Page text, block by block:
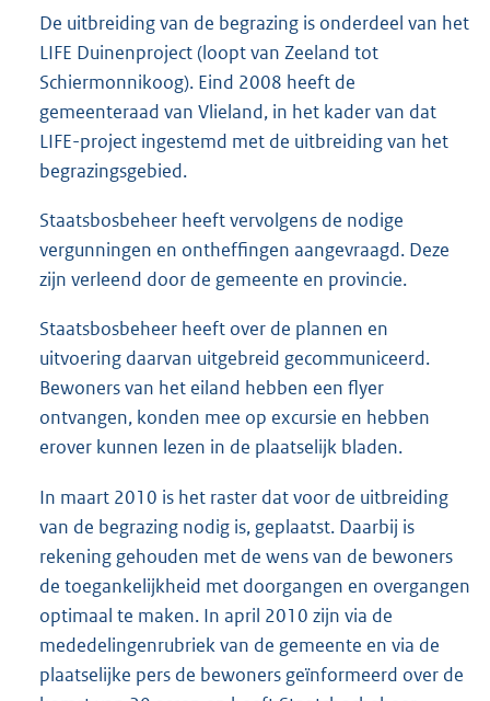
De uitbreiding van de begrazing is onderdeel van het
LIFE Duinenproject (loopt van Zeeland tot
Schiermonnikoog). Eind 2008 heeft de
gemeenteraad van Vlieland, in het kader van dat
LIFE-project ingestemd met de uitbreiding van het
begrazingsgebied.
Staatsbosbeheer heeft vervolgens de nodige
vergunningen en ontheffingen aangevraagd. Deze
zijn verleend door de gemeente en provincie.
Staatsbosbeheer heeft over de plannen en
uitvoering daarvan uitgebreid gecommuniceerd.
Bewoners van het eiland hebben een flyer
ontvangen, konden mee op excursie en hebben
erover kunnen lezen in de plaatselijk bladen.
In maart 2010 is het raster dat voor de uitbreiding
van de begrazing nodig is, geplaatst. Daarbij is
rekening gehouden met de wens van de bewoners
de toegankelijkheid met doorgangen en overgangen
optimaal te maken. In april 2010 zijn via de
mededelingenrubriek van de gemeente en via de
plaatselijke pers de bewoners geïnformeerd over de